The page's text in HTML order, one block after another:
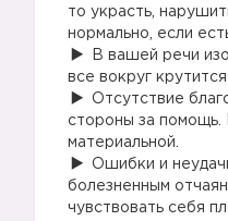
то украсть,
нормально, если
В вашей речи
все вокруг
Отсутствие
стороны за помощь.
материальной.
Ошибки и
болезненным
чувствовать себя